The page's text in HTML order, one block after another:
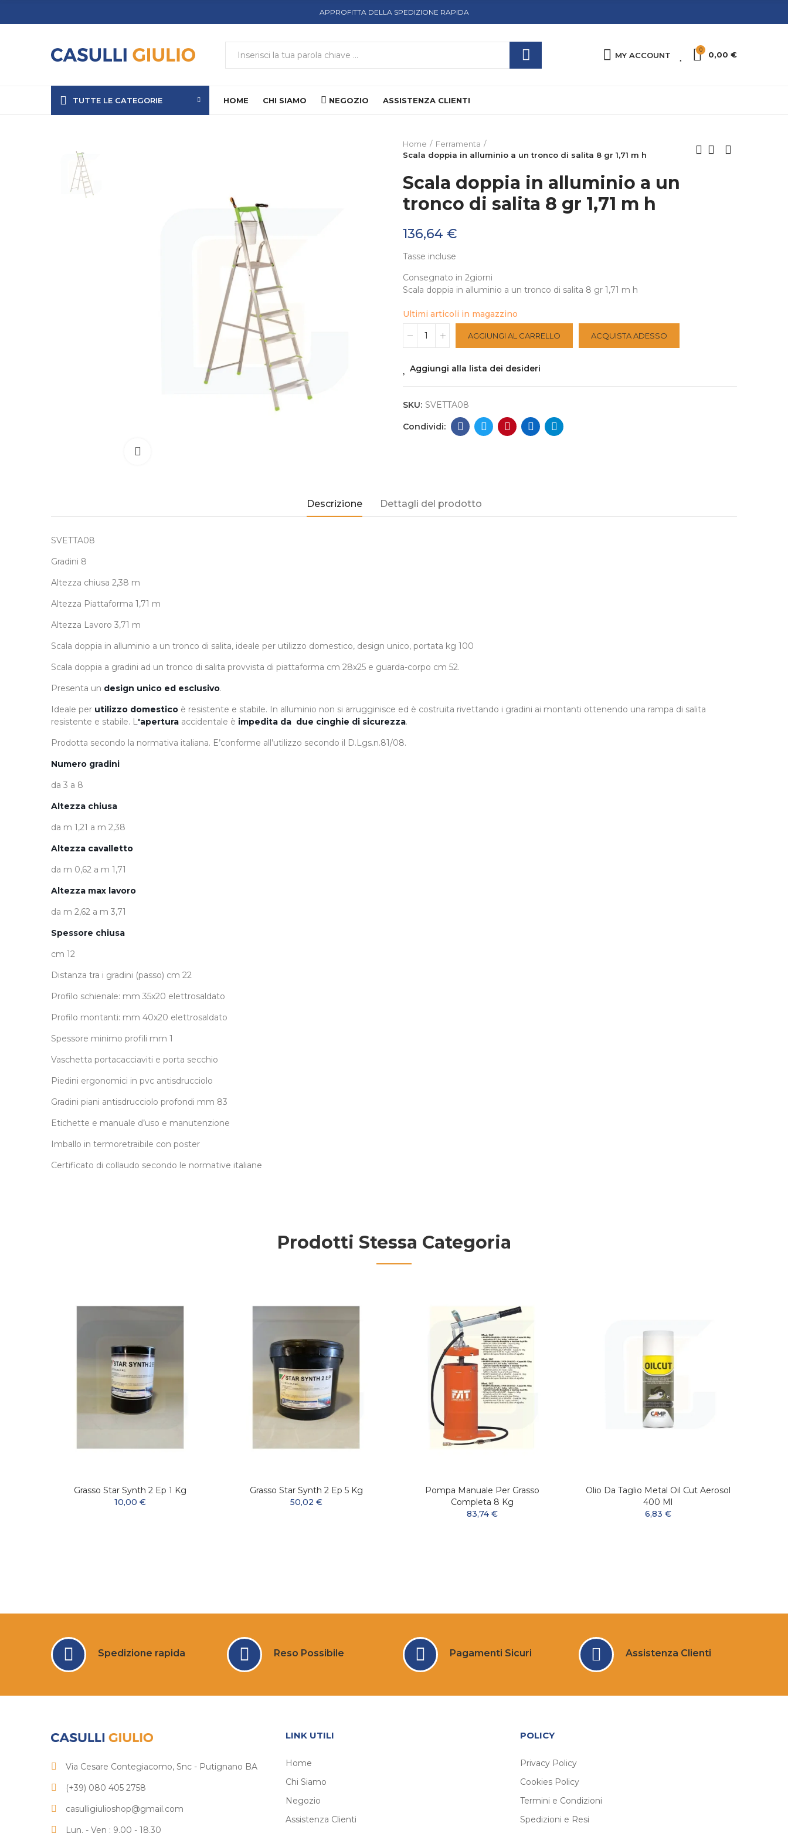
APPROFITTA DELLA SPEDIZIONE RAPIDA
MY ACCOUNT
0
0,00 €
TUTTE LE CATEGORIE HOME CHI SIAMO NEGOZIO ASSISTENZA CLIENTI
Home
Ferramenta
Scala doppia in alluminio a un tronco di salita 8 gr 1,71 m h
Scala doppia in alluminio a un
tronco di salita 8 gr 1,71 m h
136,64 €
Tasse incluse
Consegnato in 2giorni
Scala doppia in alluminio a un tronco di salita 8 gr 1,71 m h
Ultimi articoli in magazzino
AGGIUNGI AL CARRELLO ACQUISTA ADESSO
Aggiungi alla lista dei desideri
SKU: SVETTA08
Descrizione Dettagli del prodotto
SVETTA08
Gradini 8
Altezza chiusa 2,38 m
Altezza Piattaforma 1,71 m
Altezza Lavoro 3,71 m
Scala doppia in alluminio a un tronco di salita, ideale per utilizzo domestico, design unico, portata kg 100
Scala doppia a gradini ad un tronco di salita provvista di piattaforma cm 28x25 e guarda-corpo cm 52.
Presenta un design unico ed esclusivo.
Ideale per utilizzo domestico è resistente e stabile. In alluminio non si arrugginisce ed è costruita rivettando i gradini ai montanti ottenendo una rampa di salita
resistente e stabile. L'apertura accidentale è impedita da due cinghie di sicurezza.
Prodotta secondo la normativa italiana. E’conforme all’utilizzo secondo il D.Lgs.n.81/08.
Numero gradini
da 3 a 8
Altezza chiusa
da m 1,21 a m 2,38
Altezza cavalletto
da m 0,62 a m 1,71
Altezza max lavoro
da m 2,62 a m 3,71
Spessore chiusa
cm 12
Distanza tra i gradini (passo) cm 22
Profilo schienale: mm 35x20 elettrosaldato
Profilo montanti: mm 40x20 elettrosaldato
Spessore minimo profili mm 1
Vaschetta portacacciaviti e porta secchio
Piedini ergonomici in pvc antisdrucciolo
Gradini piani antisdrucciolo profondi mm 83
Etichette e manuale d’uso e manutenzione
Imballo in termoretraibile con poster
Certificato di collaudo secondo le normative italiane
Prodotti Stessa Categoria
Grasso Star Synth 2 Ep 1 Kg
10,00 €
Grasso Star Synth 2 Ep 5 Kg
50,02 €
Pompa Manuale Per Grasso
Completa 8 Kg
83,74 €
Olio Da Taglio Metal Oil Cut Aerosol
400 Ml
6,83 €
Spedizione rapida Reso Possibile Pagamenti Sicuri Assistenza Clienti
Via Cesare Contegiacomo, Snc - Putignano BA
(+39) 080 405 2758
casulligiulioshop@gmail.com
Lun. - Ven : 9.00 - 18.30
LINK UTILI
Home
Chi Siamo
Negozio
Assistenza Clienti
POLICY
Privacy Policy
Cookies Policy
Termini e Condizioni
Spedizioni e Resi